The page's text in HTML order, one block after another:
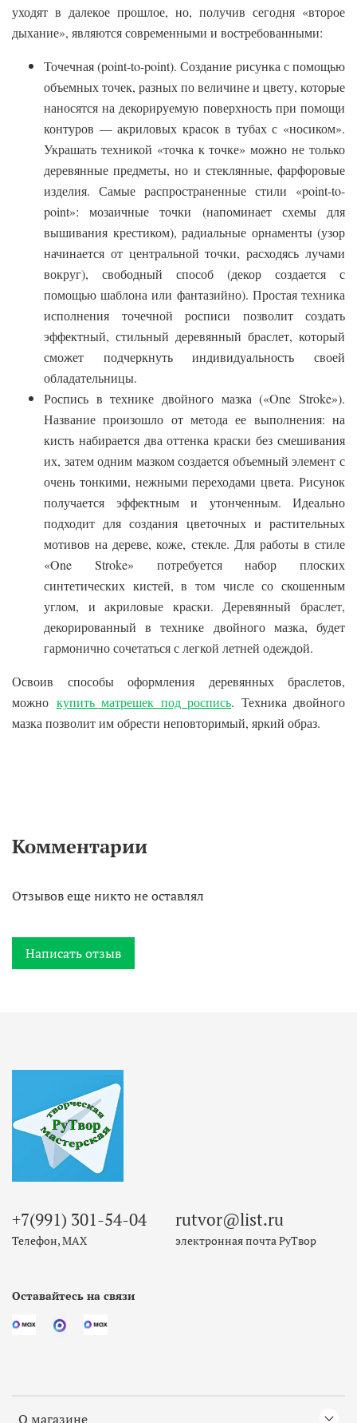
уходят в далекое прошлое, но, получив сегодня «второе
дыхание», являются современными и востребованными:
Точечная (point-to-point). Создание рисунка с помощью
объемных точек, разных по величине и цвету, которые
наносятся на декорируемую поверхность при помощи
контуров — акриловых красок в тубах с «носиком».
Украшать техникой «точка к точке» можно не только
деревянные предметы, но и стеклянные, фарфоровые
изделия. Самые распространенные стили «point-to-
point»: мозаичные точки (напоминает схемы для
вышивания крестиком), радиальные орнаменты (узор
начинается от центральной точки, расходясь лучами
вокруг), свободный способ (декор создается с
помощью шаблона или фантазийно). Простая техника
исполнения точечной росписи позволит создать
эффектный, стильный деревянный браслет, который
сможет подчеркнуть индивидуальность своей
обладательницы.
Роспись в технике двойного мазка («One Stroke»).
Название произошло от метода ее выполнения: на
кисть набирается два оттенка краски без смешивания
их, затем одним мазком создается объемный элемент с
очень тонкими, нежными переходами цвета. Рисунок
получается эффектным и утонченным. Идеально
подходит для создания цветочных и растительных
мотивов на дереве, коже, стекле. Для работы в стиле
«One Stroke» потребуется набор плоских
синтетических кистей, в том числе со скошенным
углом, и акриловые краски. Деревянный браслет,
декорированный в технике двойного мазка, будет
гармонично сочетаться с легкой летней одеждой.
Освоив способы оформления деревянных браслетов,
можно купить матрешек под роспись. Техника двойного
мазка позволит им обрести неповторимый, яркий образ.
Комментарии
Отзывов еще никто не оставлял
Написать отзыв
О магазине
+7(991) 301-54-04
Телефон, МАХ
rutvor@list.ru
электронная почта РуТвор
Оставайтесь на связи